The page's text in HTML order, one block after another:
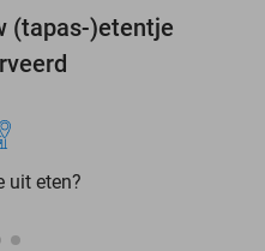
(tapas-)etentje
uit eten?